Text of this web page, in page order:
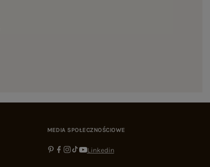
MEDIA SPOŁECZNOŚCIOWE
Linkedin